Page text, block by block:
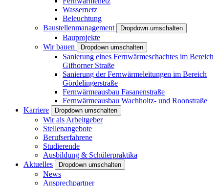
Wassernetz
Beleuchtung
Baustellenmanagement
Dropdown umschalten
Bauprojekte
Wir bauen
Dropdown umschalten
Sanierung eines Fernwärmeschachtes im Bereich
Gifhorner Straße
Sanierung der Fernwärmeleitungen im Bereich
Gördelingerstraße
Fernwärmeausbau Fasanenstraße
Fernwärmeausbau Wachholtz- und Roonstraße
Karriere
Dropdown umschalten
Wir als Arbeitgeber
Stellenangebote
Berufserfahrene
Studierende
Ausbildung & Schülerpraktika
Aktuelles
Dropdown umschalten
News
Ansprechpartner